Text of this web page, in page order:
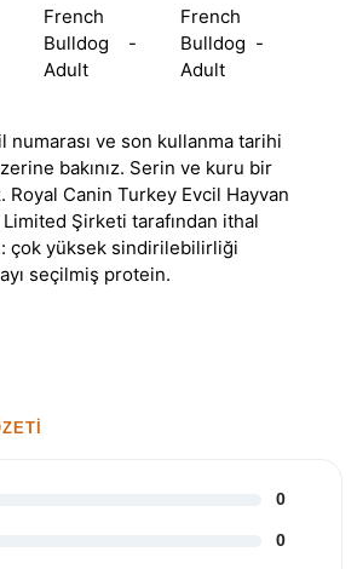
French
Bulldog
Adult
-
French
Bulldog
Adult
-
numarası ve son kullanma tarihi
bakınız. Serin ve kuru bir
Royal Canin Turkey Evcil Hayvan
Şirketi tarafından ithal
çok yüksek sindirilebilirliği
seçilmiş protein.
0
0